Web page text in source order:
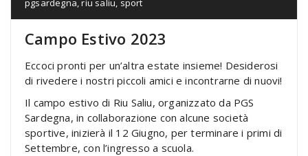
pgsardegna,riu saliu, sport
Campo Estivo 2023
Eccoci pronti per un’altra estate insieme! Desiderosi
di rivedere i nostri piccoli amici e incontrarne di nuovi!
Il campo estivo di Riu Saliu, organizzato da PGS
Sardegna, in collaborazione con alcune società
sportive, inizierà il 12 Giugno, per terminare i primi di
Settembre, con l’ingresso a scuola.